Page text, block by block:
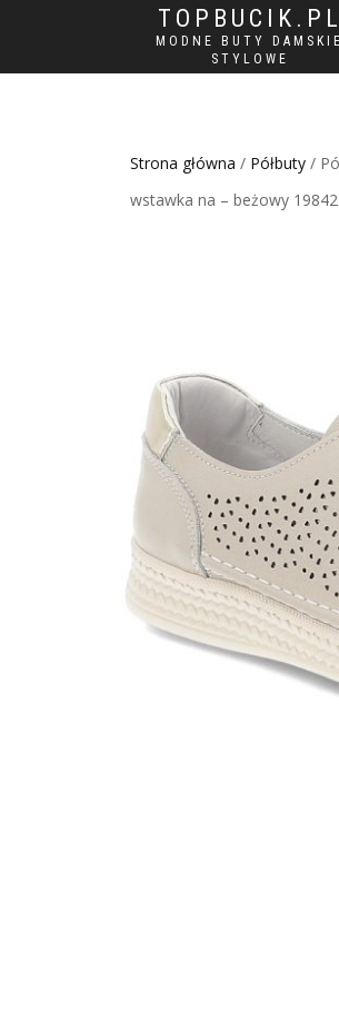
TOPBUCIK.PL
MODNE BUTY DAMSKIE
STYLOWE
Strona główna / Półbuty /
wstawka na – beżowy